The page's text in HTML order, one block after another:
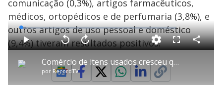
comunicação (0,3%), artigos farmacêuticos,
médicos, ortopédicos e de perfumaria (3,8%), e
outros artigos de uso pessoal e doméstico
(9,4%) tiveram resultados positivos.
P Comércio de itens usados cresceu quase 50% na pandemia
por RecordTV
P V
t
a
r
1
0
A
n
ç
a
1
L
o
a
d
e
3
.
F
l
C
o